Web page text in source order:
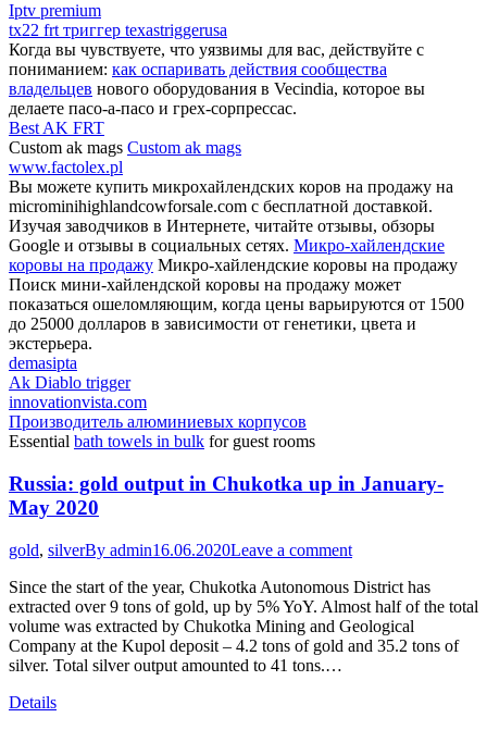
Iptv premium
tx22 frt триггер texastriggerusa
Когда вы чувствуете, что уязвимы для вас, действуйте с
пониманием: как оспаривать действия сообщества
владельцев нового оборудования в Vecindia, которое вы
делаете пасо-а-пасо и грех-сорпрессас.
Best AK FRT
Custom ak mags Custom ak mags
www.factolex.pl
Вы можете купить микрохайлендских коров на продажу на
microminihighlandcowforsale.com с бесплатной доставкой.
Изучая заводчиков в Интернете, читайте отзывы, обзоры
Google и отзывы в социальных сетях. Микро-хайлендские
коровы на продажу Микро-хайлендские коровы на продажу
Поиск мини-хайлендской коровы на продажу может
показаться ошеломляющим, когда цены варьируются от 1500
до 25000 долларов в зависимости от генетики, цвета и
экстерьера.
demasipta
Ak Diablo trigger
innovationvista.com
Производитель алюминиевых корпусов
Essential bath towels in bulk for guest rooms
Russia: gold output in Chukotka up in January-
May 2020
gold, silverBy admin16.06.2020Leave a comment
Since the start of the year, Chukotka Autonomous District has
extracted over 9 tons of gold, up by 5% YoY. Almost half of the total
volume was extracted by Chukotka Mining and Geological
Company at the Kupol deposit – 4.2 tons of gold and 35.2 tons of
silver. Total silver output amounted to 41 tons.…
Details